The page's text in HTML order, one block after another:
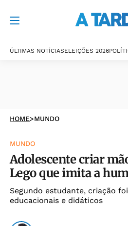
ÚLTIMAS NOTÍCIASELEIÇÕES 2026
HOME>MUNDO
MUNDO
Adolescente criar
Lego que imita a
Segundo estudante, criação
educacionais e didáticos